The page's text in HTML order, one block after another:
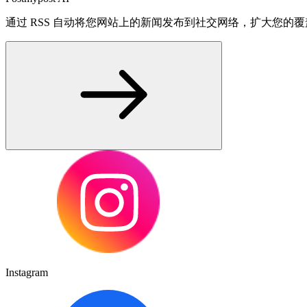
通过 RSS 自动将您网站上的新闻发布到社交网络，扩大您的覆
Instagram